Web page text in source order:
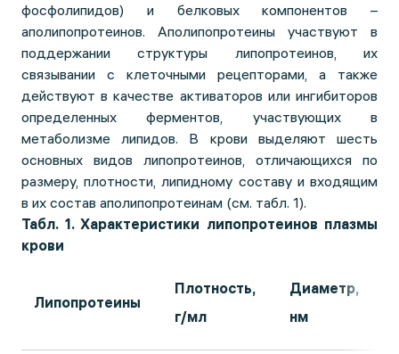
фосфолипидов) и белковых компонентов –
аполипопротеинов. Аполипопротеины участвуют в
поддержании структуры липопротеинов, их
связывании с клеточными рецепторами, а также
действуют в качестве активаторов или ингибиторов
определенных ферментов, участвующих в
метаболизме липидов. В крови выделяют шесть
основных видов липопротеинов, отличающихся по
размеру, плотности, липидному составу и входящим
в их состав аполипопротеинам (см. табл. 1).
Табл. 1. Характеристики липопротеинов плазмы
крови
Липопротеины
Плотность,
г/мл
Диаметр,
нм